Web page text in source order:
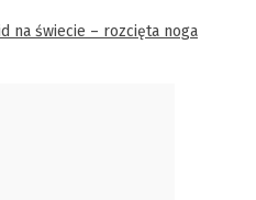
na świecie – rozcięta noga